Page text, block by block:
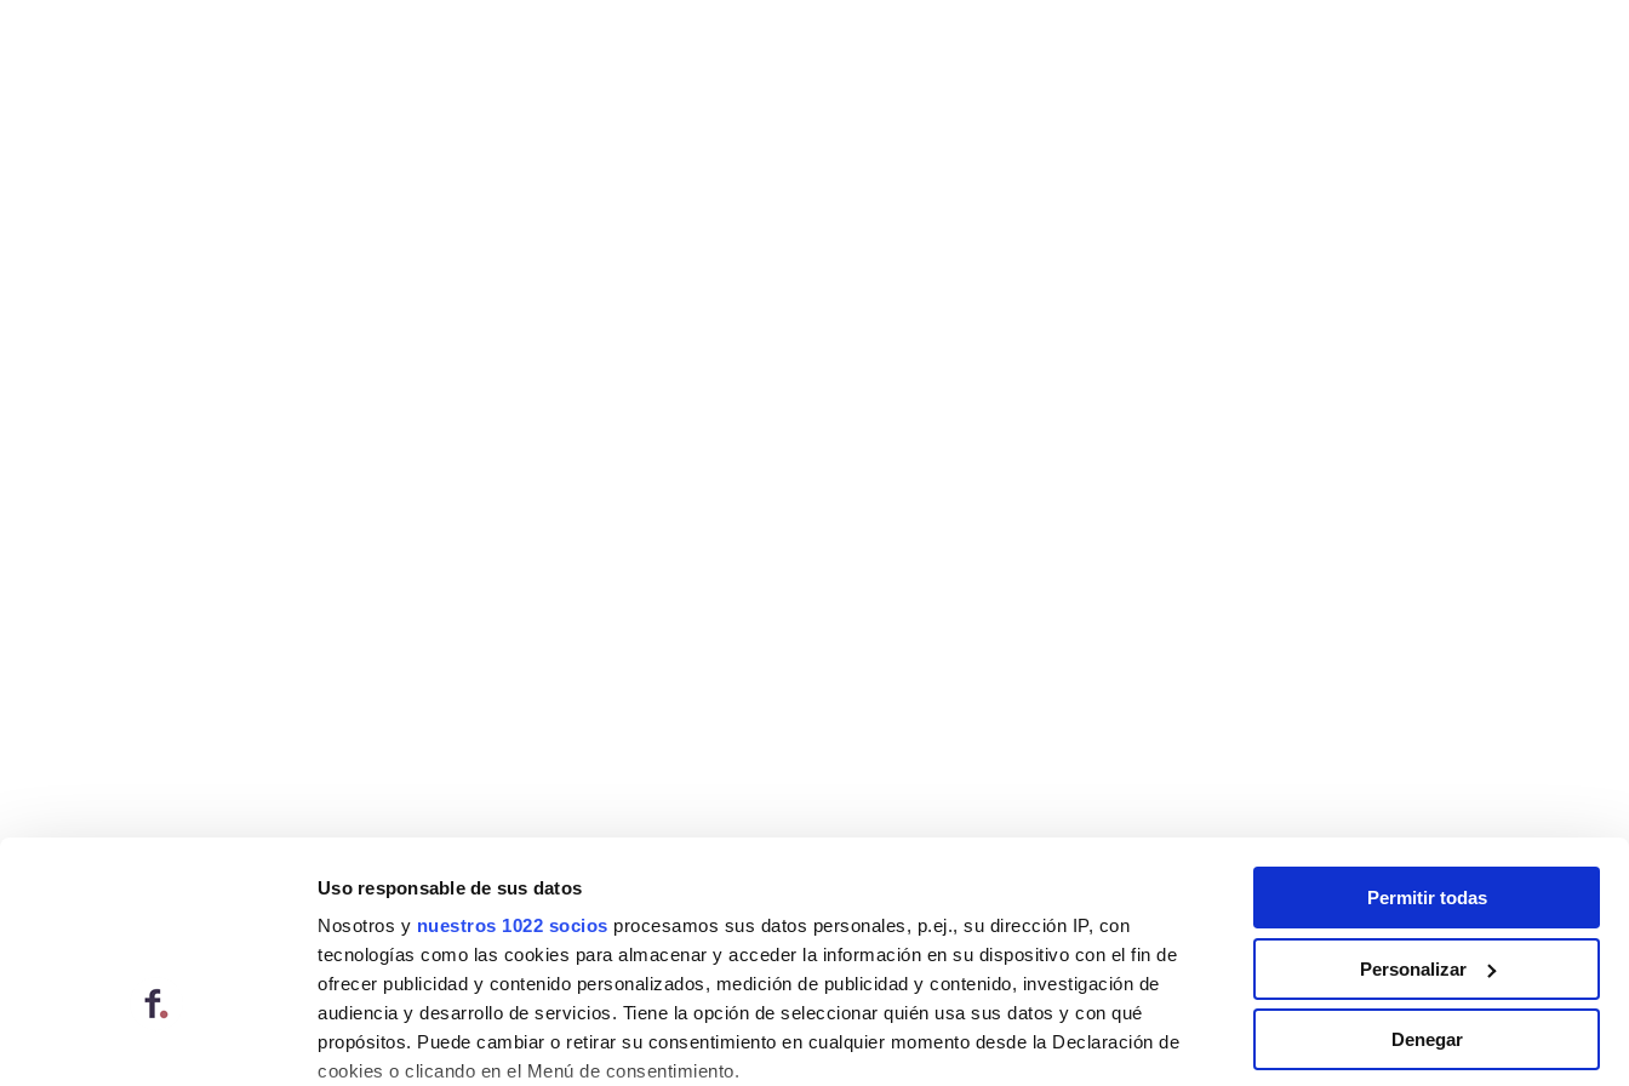
Uso responsable de sus datos
Nosotros y nuestros 1022 socios procesamos sus datos personales, p.ej., su dirección IP, con
tecnologías como las cookies para almacenar y acceder la información en su dispositivo con el fin de
ofrecer publicidad y contenido personalizados, medición de publicidad y contenido, investigación de
audiencia y desarrollo de servicios. Tiene la opción de seleccionar quién usa sus datos y con qué
propósitos. Puede cambiar o retirar su consentimiento en cualquier momento desde la Declaración de
cookies o clicando en el Menú de consentimiento.
Permitir todas
Personalizar
Denegar